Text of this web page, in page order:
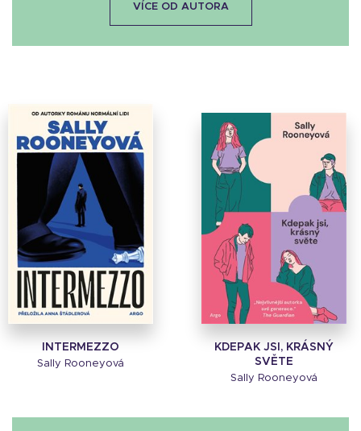
INTERMEZZO
Sally Rooneyová
KDEPAK JSI, KRÁSNÝ
SVĚTE
Sally Rooneyová
VÍCE OD AUTORA